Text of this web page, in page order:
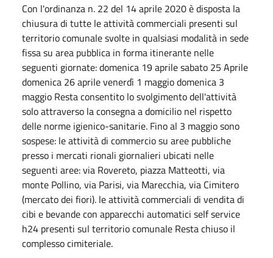
Con l'ordinanza n. 22 del 14 aprile 2020 è disposta la
chiusura di tutte le attività commerciali presenti sul
territorio comunale svolte in qualsiasi modalità in sede
fissa su area pubblica in forma itinerante nelle
seguenti giornate: domenica 19 aprile sabato 25 Aprile
domenica 26 aprile venerdì 1 maggio domenica 3
maggio Resta consentito lo svolgimento dell'attività
solo attraverso la consegna a domicilio nel rispetto
delle norme igienico-sanitarie. Fino al 3 maggio sono
sospese: le attività di commercio su aree pubbliche
presso i mercati rionali giornalieri ubicati nelle
seguenti aree: via Rovereto, piazza Matteotti, via
monte Pollino, via Parisi, via Marecchia, via Cimitero
(mercato dei fiori). le attività commerciali di vendita di
cibi e bevande con apparecchi automatici self service
h24 presenti sul territorio comunale Resta chiuso il
complesso cimiteriale.